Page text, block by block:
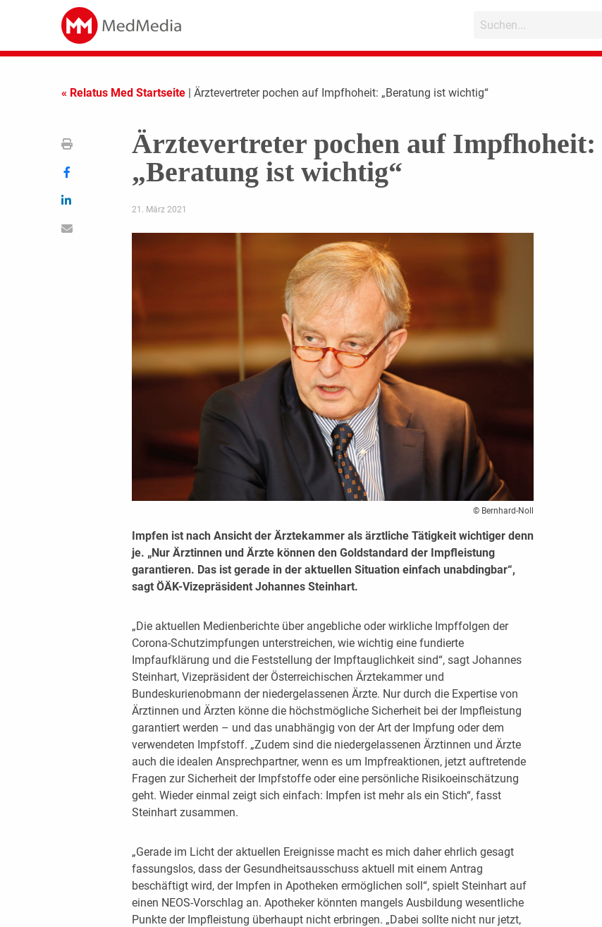
« Relatus Med Startseite | Ärztevertreter pochen auf Impfhoheit: „Beratung ist wichtig“
Ärztevertreter pochen auf Impfhoheit:
„Beratung ist wichtig“
21. März 2021
© Bernhard-Noll
Impfen ist nach Ansicht der Ärztekammer als ärztliche Tätigkeit wichtiger denn
je. „Nur Ärztinnen und Ärzte können den Goldstandard der Impfleistung
garantieren. Das ist gerade in der aktuellen Situation einfach unabdingbar“,
sagt ÖÄK-Vizepräsident Johannes Steinhart.
„Die aktuellen Medienberichte über angebliche oder wirkliche Impffolgen der
Corona-Schutzimpfungen unterstreichen, wie wichtig eine fundierte
Impfaufklärung und die Feststellung der Impftauglichkeit sind“, sagt Johannes
Steinhart, Vizepräsident der Österreichischen Ärztekammer und
Bundeskurienobmann der niedergelassenen Ärzte. Nur durch die Expertise von
Ärztinnen und Ärzten könne die höchstmögliche Sicherheit bei der Impfleistung
garantiert werden – und das unabhängig von der Art der Impfung oder dem
verwendeten Impfstoff. „Zudem sind die niedergelassenen Ärztinnen und Ärzte
auch die idealen Ansprechpartner, wenn es um Impfreaktionen, jetzt auftretende
Fragen zur Sicherheit der Impfstoffe oder eine persönliche Risikoeinschätzung
geht. Wieder einmal zeigt sich einfach: Impfen ist mehr als ein Stich“, fasst
Steinhart zusammen.
„Gerade im Licht der aktuellen Ereignisse macht es mich daher ehrlich gesagt
fassungslos, dass der Gesundheitsausschuss aktuell mit einem Antrag
beschäftigt wird, der Impfen in Apotheken ermöglichen soll“, spielt Steinhart auf
einen NEOS-Vorschlag an. Apotheker könnten mangels Ausbildung wesentliche
Punkte der Impfleistung überhaupt nicht erbringen. „Dabei sollte nicht nur jetzt,